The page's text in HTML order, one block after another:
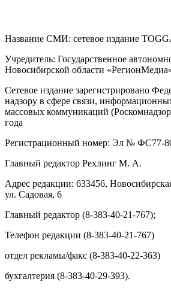
Название СМИ: cетевое издание
Учредитель: Государственное
Новосибирской области
Сетевое издание зарегистрировано
надзору в сфере связи,
массовых коммуникаций
года
Регистрационный номер: Эл № ФС77-
Главный редактор Рехлинг М. А.
Адрес редакции: 633456,
ул. Садовая, 6
Главный редактор (8-383-40-21-767);
Телефон редакции (8-383-40-21-767)
отдел рекламы/факс (8-383-40-22-363)
бухгалтерия (8-383-40-29-393).